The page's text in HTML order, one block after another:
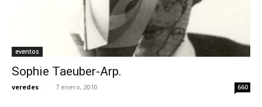
eventos
Sophie Taeuber-Arp.
veredes - 7 enero, 2010 660